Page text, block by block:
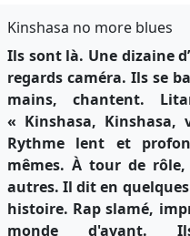
Kinshasa no more blues
Ils sont là. Une dizaine
regards caméra. Ils se
mains, chantent.
« Kinshasa, Kinshasa,
Rythme lent et
mêmes. À tour de
autres. Il dit en
histoire. Rap slamé,
monde d'avant.